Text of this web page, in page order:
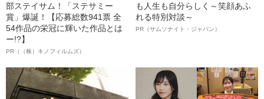
部ステイサム！「ステサミー
賞」爆誕！【応募総数941票 全
54作品の栄冠に輝いた作品とは
ー!?】
PR（（株）キノフィルムズ）
も人生も自分らしく～笑顔あふ
れる特別対談～
PR（サムソナイト・ジャパン）